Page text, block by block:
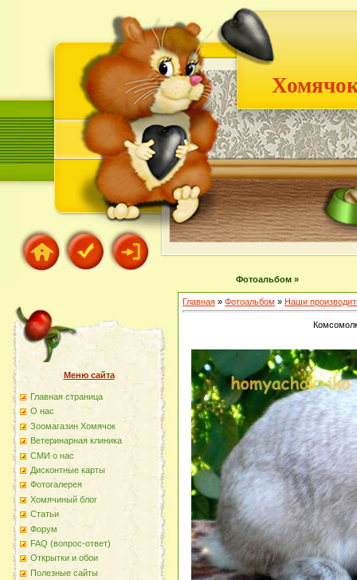
Фотоальбом »
Меню сайта
Главная страница
О наc
Зоомагазин Хомячок
Ветеринарная клиника
СМИ о нас
Дисконтные карты
Фотогалерея
Хомячиный блог
Статьи
Форум
FAQ (вопрос-ответ)
Открытки и обои
Полезные сайты
Главная » Фотоальбом » Наши